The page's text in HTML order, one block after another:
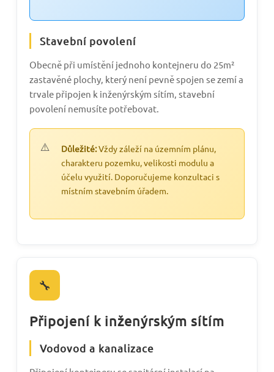
Stavební povolení
Obecně při umístění jednoho kontejneru do 25m²
zastavěné plochy, který není pevně spojen se zemí a
trvale připojen k inženýrským sítím, stavební
povolení nemusíte potřebovat.
Důležité:Vždy záleží na územním plánu,
charakteru pozemku, velikosti modulu a
účelu využití. Doporučujeme konzultaci s
místním stavebním úřadem.
🔧
Připojení k inženýrským sítím
Vodovod a kanalizace